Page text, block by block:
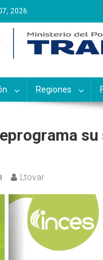
2026
Nacional
Regiones
Ltovar